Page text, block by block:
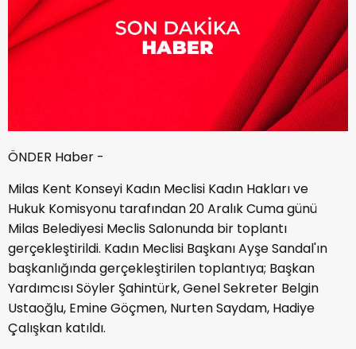
ÖNDER Haber -
Milas Kent Konseyi Kadın Meclisi Kadın Hakları ve
Hukuk Komisyonu tarafından 20 Aralık Cuma günü
Milas Belediyesi Meclis Salonunda bir toplantı
gerçekleştirildi. Kadın Meclisi Başkanı Ayşe Sandal'ın
başkanlığında gerçekleştirilen toplantıya; Başkan
Yardımcısı Söyler Şahintürk, Genel Sekreter Belgin
Ustaoğlu, Emine Göçmen, Nurten Saydam, Hadiye
Çalışkan katıldı.